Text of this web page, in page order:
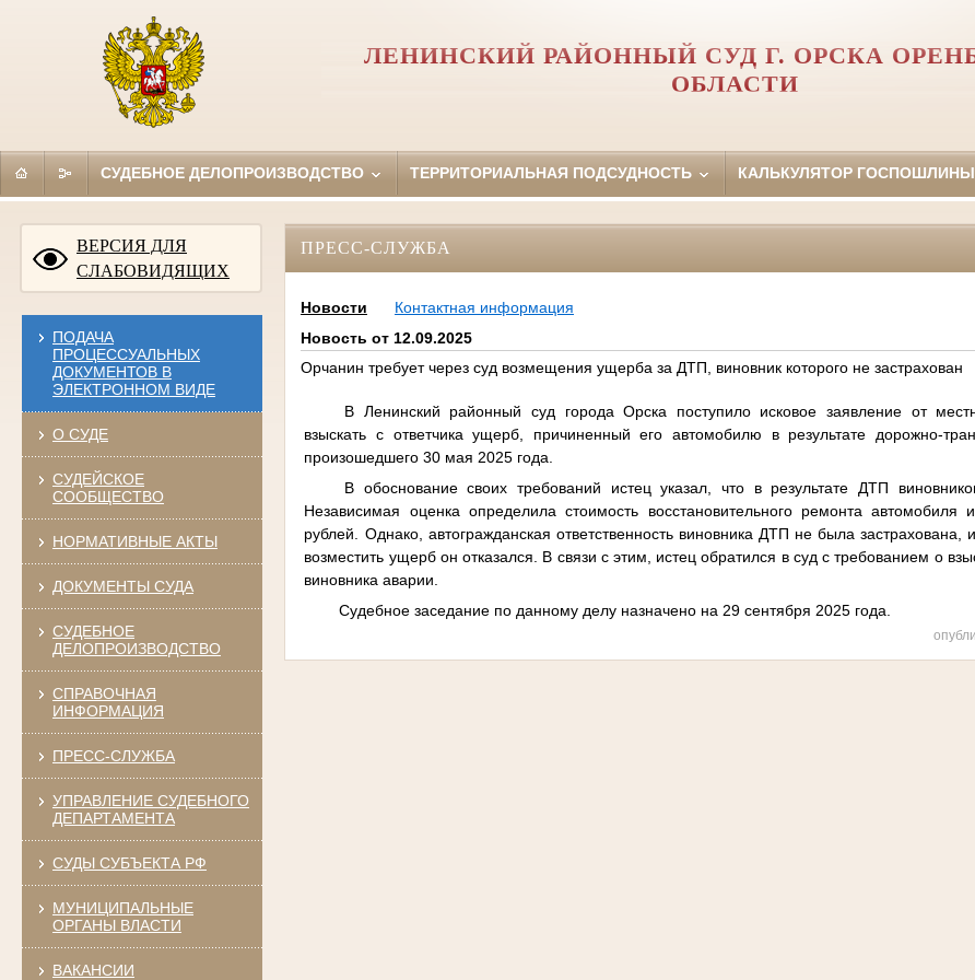
ЛЕНИНСКИЙ РАЙОННЫЙ СУД Г. ОРСКА
ОБЛАСТИ
СУДЕБНОЕ ДЕЛОПРОИЗВОДСТВО ТЕРРИТОРИАЛЬНАЯ ПОДСУДНОСТЬ КАЛЬКУЛЯТОР ГОСПОШЛИНЫ
ВЕРСИЯ ДЛЯ
СЛАБОВИДЯЩИХ
ПОДАЧА
ПРОЦЕССУАЛЬНЫХ
ДОКУМЕНТОВ В
ЭЛЕКТРОННОМ ВИДЕ
О СУДЕ
СУДЕЙСКОЕ
СООБЩЕСТВО
НОРМАТИВНЫЕ АКТЫ
ДОКУМЕНТЫ СУДА
СУДЕБНОЕ
ДЕЛОПРОИЗВОДСТВО
СПРАВОЧНАЯ
ИНФОРМАЦИЯ
ПРЕСС-СЛУЖБА
УПРАВЛЕНИЕ СУДЕБНОГО
ДЕПАРТАМЕНТА
СУДЫ СУБЪЕКТА РФ
МУНИЦИПАЛЬНЫЕ
ОРГАНЫ ВЛАСТИ
ВАКАНСИИ
ПРЕСС-СЛУЖБА
Новости
Контактная информация
Новость от 12.09.2025
Орчанин требует через суд возмещения ущерба за ДТП, виновник которого не застрахован
В Ленинский районный суд города Орска поступило исковое заявление от
взыскать с ответчика ущерб, причиненный его автомобилю в результате дорожно-
произошедшего 30 мая 2025 года.
В обоснование своих требований истец указал, что в результате ДТП
Независимая оценка определила стоимость восстановительного ремонта
рублей. Однако, автогражданская ответственность виновника ДТП не была застрахована,
возместить ущерб он отказался. В связи с этим, истец обратился в суд с требованием о
виновника аварии.
Судебное заседание по данному делу назначено на 29 сентября 2025 года.